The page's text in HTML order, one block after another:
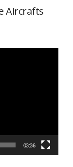
Aircrafts
03:36